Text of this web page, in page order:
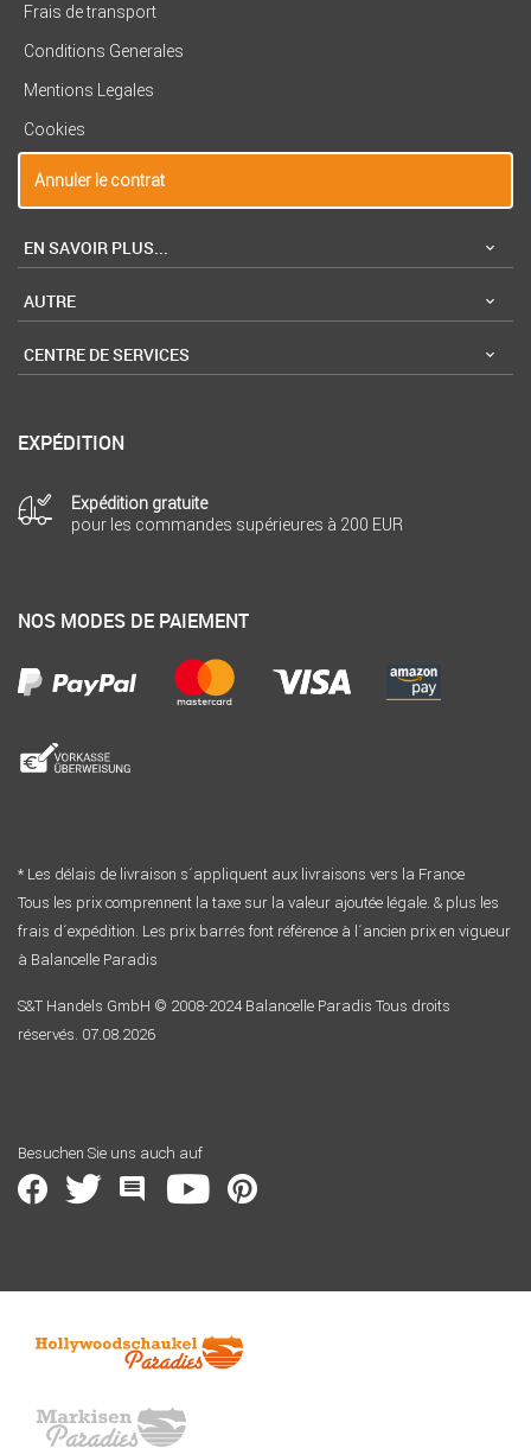
Frais de transport
Conditions Generales
Mentions Legales
Cookies
Annuler le contrat
EN SAVOIR PLUS...
AUTRE
CENTRE DE SERVICES
EXPÉDITION
Expédition gratuite
pour les commandes supérieures à 200 EUR
NOS MODES DE PAIEMENT
* Les délais de livraison s´appliquent aux livraisons vers la France
Tous les prix comprennent la taxe sur la valeur ajoutée légale. & plus les
frais d´expédition. Les prix barrés font référence à l´ancien prix en vigueur
à Balancelle Paradis
S&T Handels GmbH © 2008-2024 Balancelle Paradis Tous droits
réservés. 07.08.2026
Besuchen Sie uns auch auf